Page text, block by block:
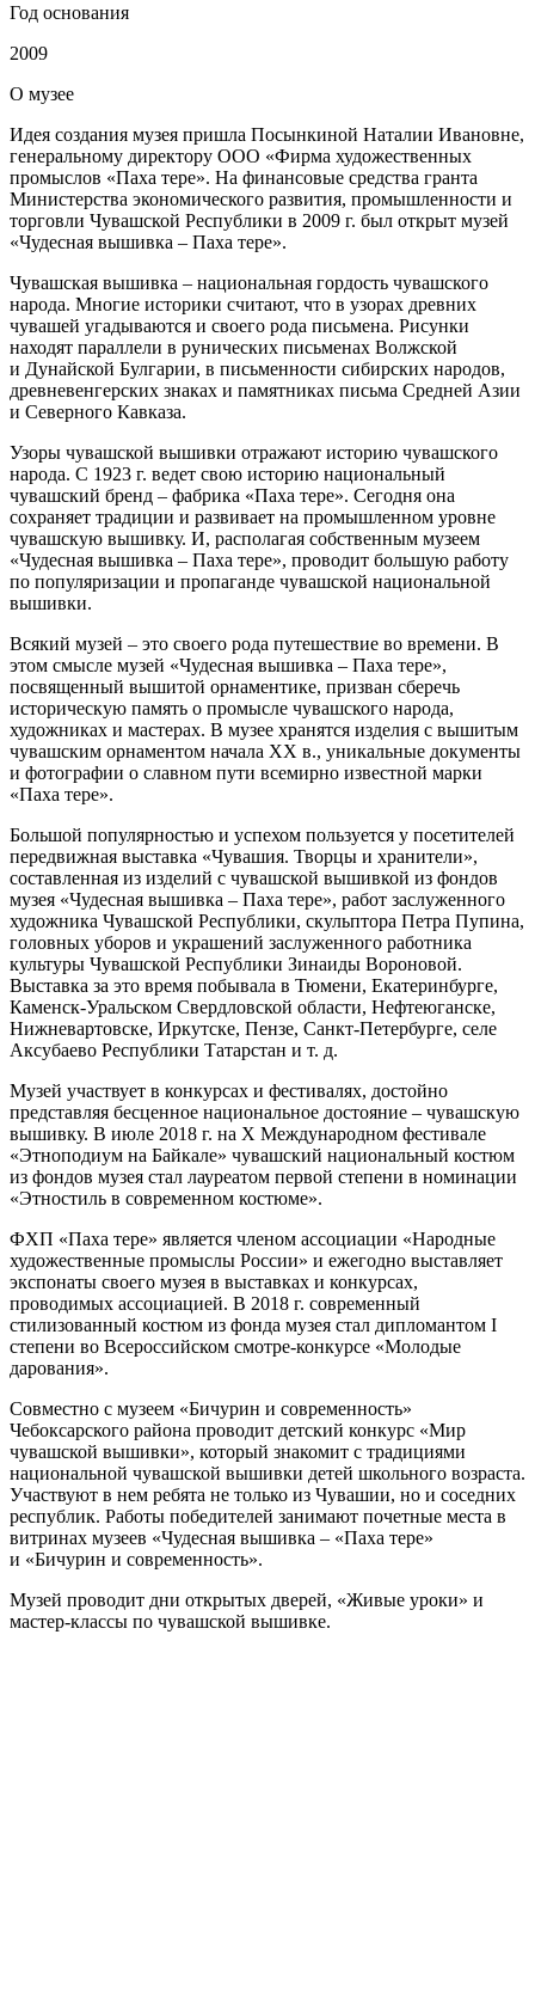
Год основания
2009
О музее
Идея создания музея пришла Посынкиной Наталии Ивановне,
генеральному директору ООО «Фирма художественных
промыслов «Паха тере». На финансовые средства гранта
Министерства экономического развития, промышленности и
торговли Чувашской Республики в 2009 г. был открыт музей
«Чудесная вышивка – Паха тере».
Чувашская вышивка – национальная гордость чувашского
народа. Многие историки считают, что в узорах древних
чувашей угадываются и своего рода письмена. Рисунки
находят параллели в рунических письменах Волжской
и Дунайской Булгарии, в письменности сибирских народов,
древневенгерских знаках и памятниках письма Средней Азии
и Северного Кавказа.
Узоры чувашской вышивки отражают историю чувашского
народа. С 1923 г. ведет свою историю национальный
чувашский бренд – фабрика «Паха тере». Сегодня она
сохраняет традиции и развивает на промышленном уровне
чувашскую вышивку. И, располагая собственным музеем
«Чудесная вышивка – Паха тере», проводит большую работу
по популяризации и пропаганде чувашской национальной
вышивки.
Всякий музей – это своего рода путешествие во времени. В
этом смысле музей «Чудесная вышивка – Паха тере»,
посвященный вышитой орнаментике, призван сберечь
историческую память о промысле чувашского народа,
художниках и мастерах. В музее хранятся изделия с вышитым
чувашским орнаментом начала XX в., уникальные документы
и фотографии о славном пути всемирно известной марки
«Паха тере».
Большой популярностью и успехом пользуется у посетителей
передвижная выставка «Чувашия. Творцы и хранители»,
составленная из изделий с чувашской вышивкой из фондов
музея «Чудесная вышивка – Паха тере», работ заслуженного
художника Чувашской Республики, скульптора Петра Пупина,
головных уборов и украшений заслуженного работника
культуры Чувашской Республики Зинаиды Вороновой.
Выставка за это время побывала в Тюмени, Екатеринбурге,
Каменск-Уральском Свердловской области, Нефтеюганске,
Нижневартовске, Иркутске, Пензе, Санкт-Петербурге, селе
Аксубаево Республики Татарстан и т. д.
Музей участвует в конкурсах и фестивалях, достойно
представляя бесценное национальное достояние – чувашскую
вышивку. В июле 2018 г. на X Международном фестивале
«Этноподиум на Байкале» чувашский национальный костюм
из фондов музея стал лауреатом первой степени в номинации
«Этностиль в современном костюме».
ФХП «Паха тере» является членом ассоциации «Народные
художественные промыслы России» и ежегодно выставляет
экспонаты своего музея в выставках и конкурсах,
проводимых ассоциацией. В 2018 г. современный
стилизованный костюм из фонда музея стал дипломантом I
степени во Всероссийском смотре-конкурсе «Молодые
дарования».
Совместно с музеем «Бичурин и современность»
Чебоксарского района проводит детский конкурс «Мир
чувашской вышивки», который знакомит с традициями
национальной чувашской вышивки детей школьного возраста.
Участвуют в нем ребята не только из Чувашии, но и соседних
республик. Работы победителей занимают почетные места в
витринах музеев «Чудесная вышивка – «Паха тере»
и «Бичурин и современность».
Музей проводит дни открытых дверей, «Живые уроки» и
мастер-классы по чувашской вышивке.